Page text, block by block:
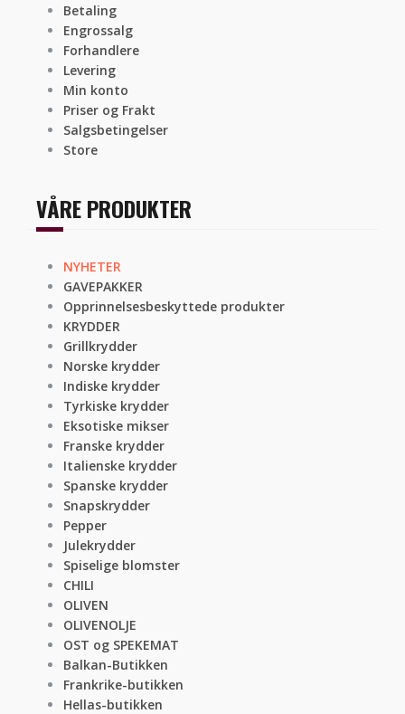
Betaling
Engrossalg
Forhandlere
Levering
Min konto
Priser og Frakt
Salgsbetingelser
Store
VÅRE PRODUKTER
NYHETER
GAVEPAKKER
Opprinnelsesbeskyttede produkter
KRYDDER
Grillkrydder
Norske krydder
Indiske krydder
Tyrkiske krydder
Eksotiske mikser
Franske krydder
Italienske krydder
Spanske krydder
Snapskrydder
Pepper
Julekrydder
Spiselige blomster
CHILI
OLIVEN
OLIVENOLJE
OST og SPEKEMAT
Balkan-Butikken
Frankrike-butikken
Hellas-butikken